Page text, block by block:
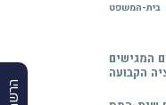
בית-המשפט
רק את הנישומים המגישים
הקבועה